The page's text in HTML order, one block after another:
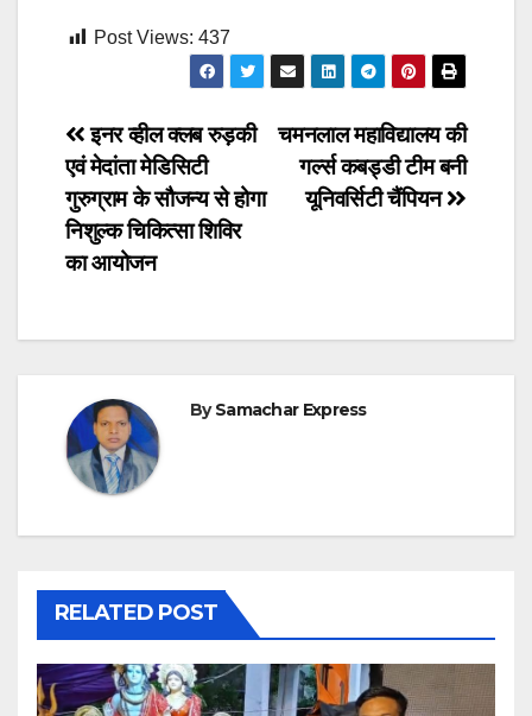
Post Views: 437
Post
navigation
चमनलाल महाविद्यालय की
गर्ल्स कबड्डी टीम बनी
यूनिवर्सिटी चैंपियन
इनर व्हील क्लब रुड़की
एवं मेदांता मेडिसिटी
गुरुग्राम के सौजन्य से होगा
निशुल्क चिकित्सा शिविर
का आयोजन
BySamachar Express
RELATED POST